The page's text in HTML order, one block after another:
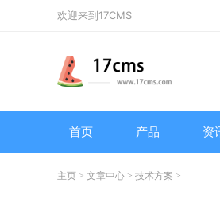
欢迎来到17CMS
首页 产品 资
主页 > 文章中心 > 技术方案 >